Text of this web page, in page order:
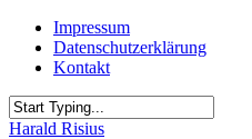
Skip
main
Impressum
Datenschutzerklärung
Kontakt
Close
Harald Risius